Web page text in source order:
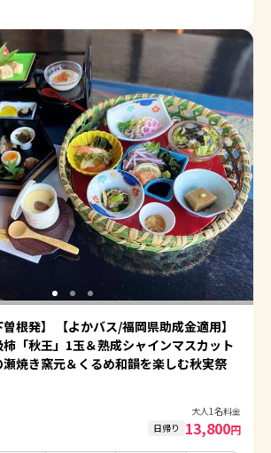
曽根発】 【よかバス/福岡県助成金適用】
「秋王」1玉＆熟成シャインマスカット
瀬焼き窯元＆くるめ和韻を楽しむ秋実祭
大人1名料金
日帰り 13,800円